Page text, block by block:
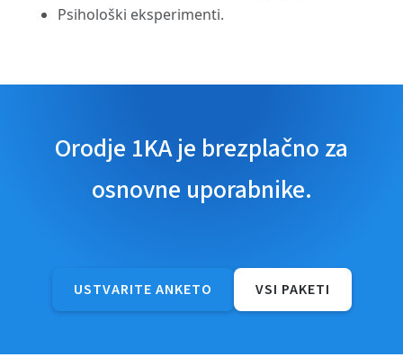
Psihološki eksperimenti.
Orodje 1KA je brezplačno za
osnovne uporabnike.
USTVARITE ANKETO VSI PAKETI